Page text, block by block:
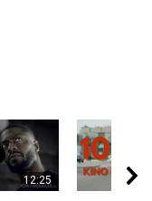
12:25